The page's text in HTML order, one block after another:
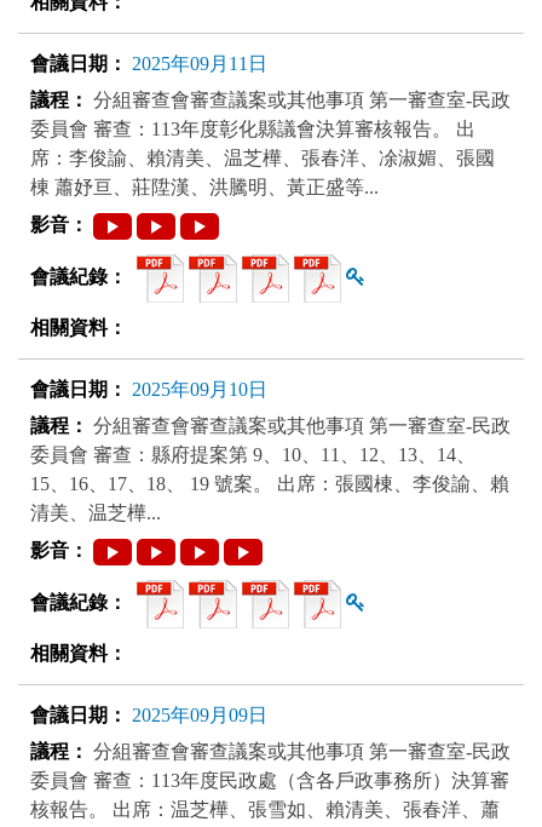
2025年09月11日
分組審查會審查議案或其他事項 第一審查室-民政
委員會 審查：113年度彰化縣議會決算審核報告。 出
席：李俊諭、賴清美、温芝樺、張春洋、凃淑媚、張國
棟 蕭妤亘、莊陞漢、洪騰明、黃正盛等...
2025年09月10日
分組審查會審查議案或其他事項 第一審查室-民政
委員會 審查：縣府提案第 9、10、11、12、13、14、
15、16、17、18、 19 號案。 出席：張國棟、李俊諭、賴
清美、温芝樺...
2025年09月09日
分組審查會審查議案或其他事項 第一審查室-民政
委員會 審查：113年度民政處（含各戶政事務所）決算審
核報告。 出席：温芝樺、張雪如、賴清美、張春洋、蕭